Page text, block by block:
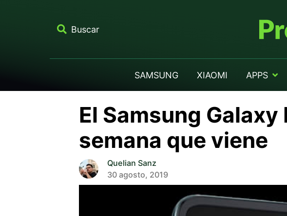
Buscar
SAMSUNG XIAOMI APPS
El Samsung
semana que viene
Quelian Sanz
30 agosto, 2019